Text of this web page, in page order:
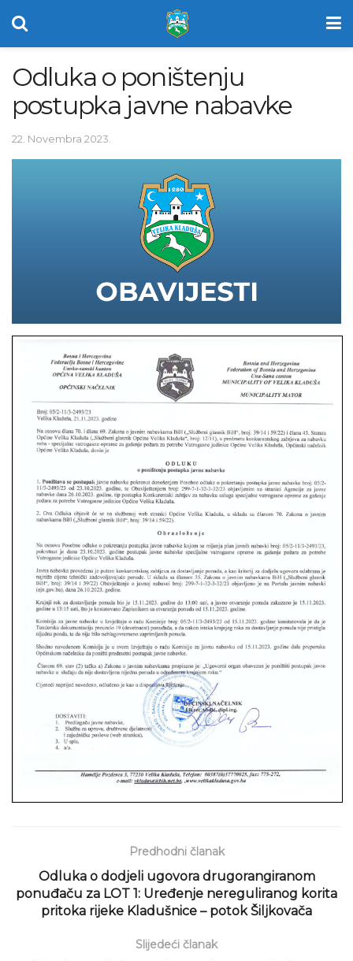
Odluka o poništenju
postupka javne nabavke
22. Novembra 2023.
Predhodni članak
Odluka o dodjeli ugovora drugorangiranom
ponuđaču za LOT 1: Uređenje nereguliranog korita
pritoka rijeke Kladušnice – potok Šiljkovača
Slijedeći članak